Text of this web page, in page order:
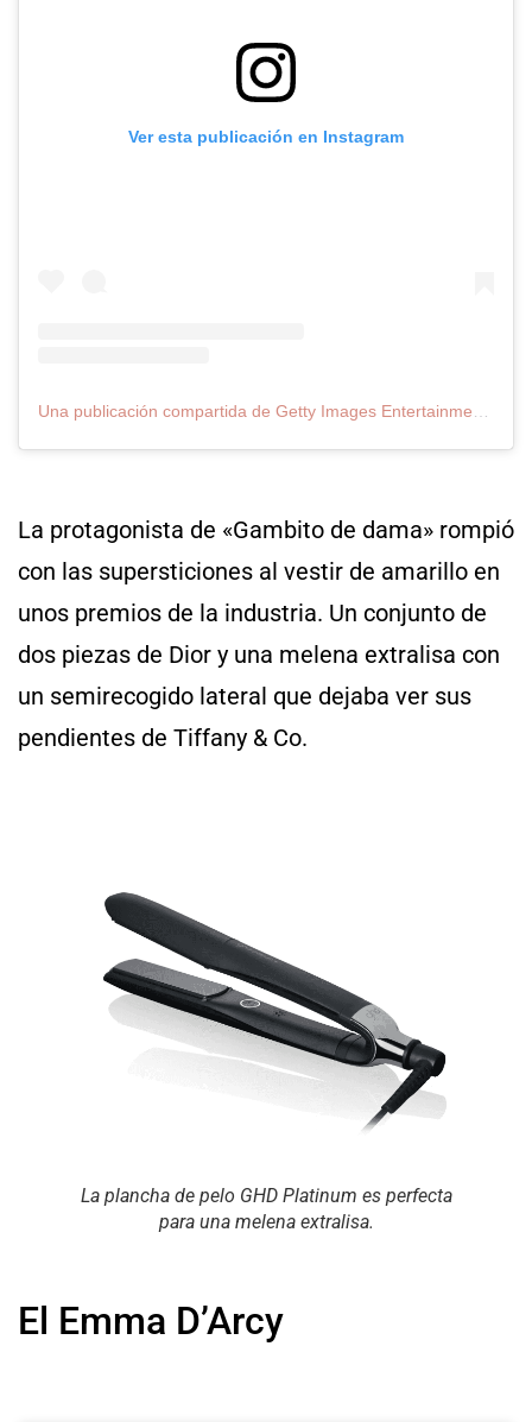
Ver esta publicación en Instagram
La protagonista de «Gambito de dama» rompió
con las supersticiones al vestir de amarillo en
unos premios de la industria. Un conjunto de
dos piezas de Dior y una melena extralisa con
un semirecogido lateral que dejaba ver sus
pendientes de Tiffany & Co.
La plancha de pelo GHD Platinum es perfecta
para una melena extralisa.
El Emma D’Arcy